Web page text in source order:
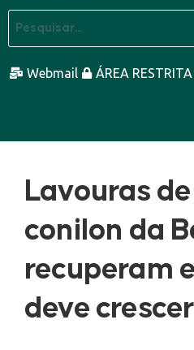
Webmail ÁREA RESTRITA
Lavouras
conilon da
recuperam
deve crescer